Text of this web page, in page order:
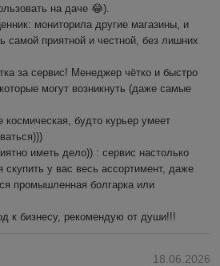
на даче 😂).
мониторила другие магазины, и
самой приятной и честной, без лишних
за сервис! Менеджер чётко и быстро
могут возникнуть (даже самые
космическая, будто курьер умеет
иметь дело)) : сервис настолько
скупить у вас весь ассортимент, даже
промышленная болгарка или
к бизнесу, рекомендую от души!!!
18.06.2026